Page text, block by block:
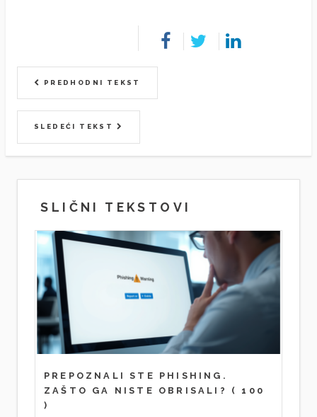
PREDHODNI TEKST
SLEDEĆI TEKST
SLIČNI TEKSTOVI
PREPOZNALI STE PHISHING.
ZAŠTO GA NISTE OBRISALI?
( 100
)